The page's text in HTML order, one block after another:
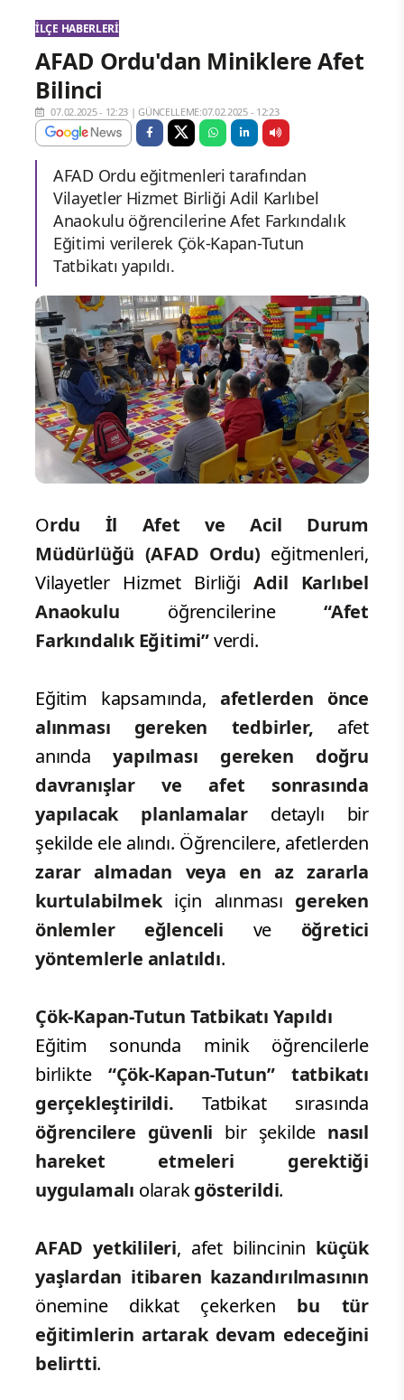
İLÇE HABERLERI
AFAD Ordu'dan Miniklere Afet
Bilinci
07.02.2025 - 12:23 |GÜNCELLEME:07.02.2025 - 12:23
AFAD Ordu eğitmenleri tarafından
Vilayetler Hizmet Birliği Adil Karlıbel
Anaokulu öğrencilerine Afet Farkındalık
Eğitimi verilerek Çök-Kapan-Tutun
Tatbikatı yapıldı.
Ordu İl Afet ve Acil Durum
Müdürlüğü (AFAD Ordu) eğitmenleri,
Vilayetler Hizmet BirliğiAdil Karlıbel
Anaokulu öğrencilerine “Afet
Farkındalık Eğitimi”verdi.
Eğitim kapsamında, afetlerden önce
alınması gereken tedbirler, afet
anındayapılması gereken doğru
davranışlar ve afet sonrasında
yapılacak planlamalar detaylı bir
şekilde ele alındı. Öğrencilere, afetlerden
zarar almadan veya en az zararla
kurtulabilmek için alınması gereken
önlemler eğlenceli ve öğretici
yöntemlerle anlatıldı.
Çök-Kapan-Tutun Tatbikatı Yapıldı
Eğitim sonunda minik öğrencilerle
birlikte “Çök-Kapan-Tutun” tatbikatı
gerçekleştirildi. Tatbikat sırasında
öğrencilere güvenli bir şekilde nasıl
hareket etmeleri gerektiği
uygulamalı olarakgösterildi.
AFAD yetkilileri, afet bilincinin küçük
yaşlardan itibaren kazandırılmasının
önemine dikkat çekerken bu tür
eğitimlerin artarak devam edeceğini
belirtti.